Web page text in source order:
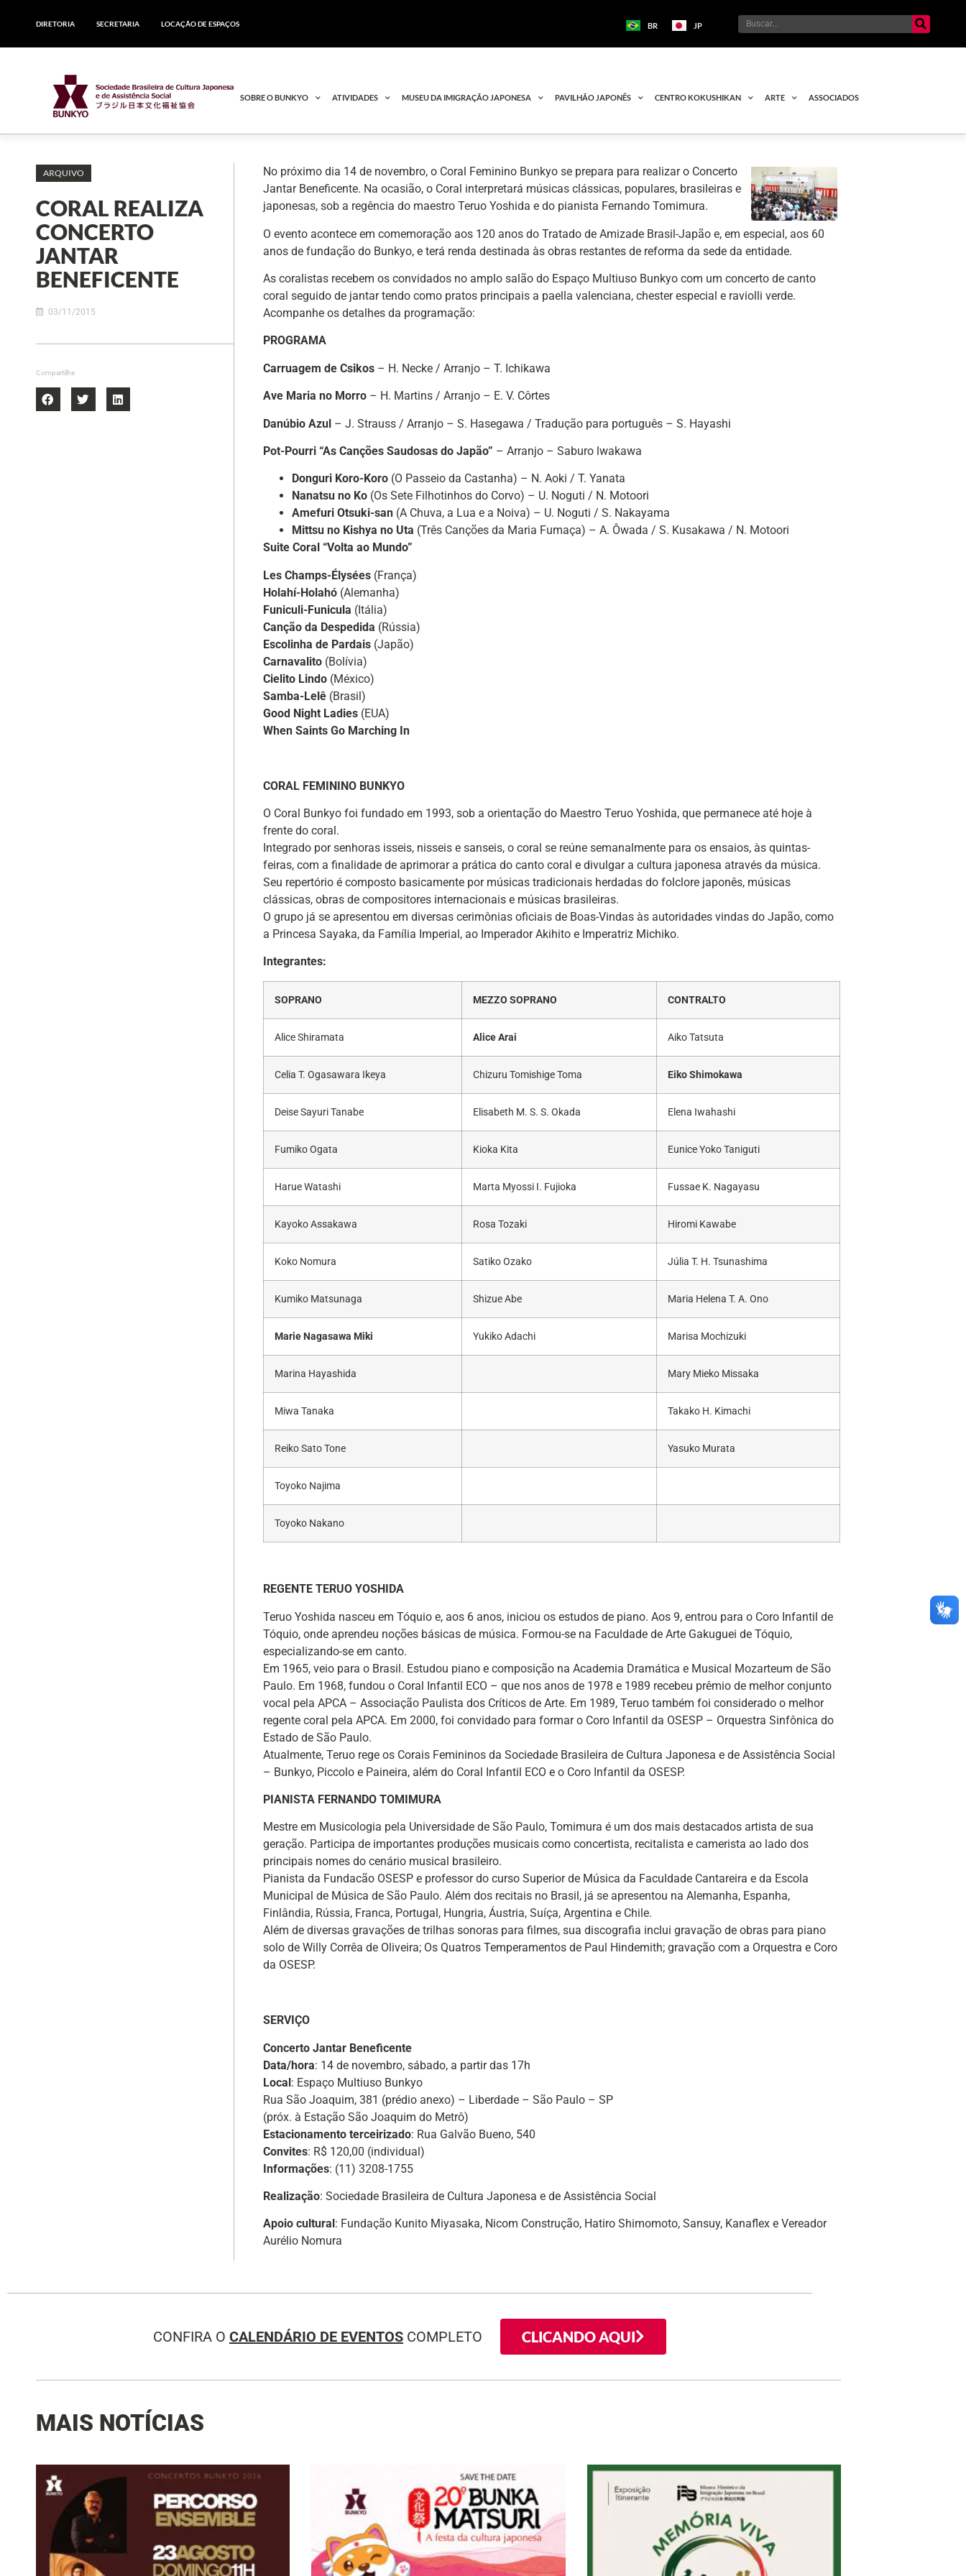
DIRETORIA SECRETARIA LOCAÇÃO DE ESPAÇOS BR JP
SOBRE O BUNKYO ATIVIDADES MUSEU DA IMIGRAÇÃO JAPONESA PAVILHÃO JAPONÊS CENTRO KOKUSHIKAN ARTE ASSOCIADOS
ARQUIVO
CORAL REALIZA
CONCERTO
JANTAR
BENEFICENTE
03/11/2015
Compartilhe
No próximo dia 14 de novembro, o Coral Feminino Bunkyo se prepara para realizar o Concerto
Jantar Beneficente. Na ocasião, o Coral interpretará músicas clássicas, populares, brasileiras e
japonesas, sob a regência do maestro Teruo Yoshida e do pianista Fernando Tomimura.
O evento acontece em comemoração aos 120 anos do Tratado de Amizade Brasil-Japão e, em especial, aos 60
anos de fundação do Bunkyo, e terá renda destinada às obras restantes de reforma da sede da entidade.
As coralistas recebem os convidados no amplo salão do Espaço Multiuso Bunkyo com um concerto de canto
coral seguido de jantar tendo como pratos principais a paella valenciana, chester especial e raviolli verde.
Acompanhe os detalhes da programação:
PROGRAMA
Carruagem de Csikos – H. Necke / Arranjo – T. Ichikawa
Ave Maria no Morro – H. Martins / Arranjo – E. V. Côrtes
Danúbio Azul – J. Strauss / Arranjo – S. Hasegawa / Tradução para português – S. Hayashi
Pot-Pourri “As Canções Saudosas do Japão” – Arranjo – Saburo lwakawa
Donguri Koro-Koro (O Passeio da Castanha) – N. Aoki / T. Yanata
Nanatsu no Ko (Os Sete Filhotinhos do Corvo) – U. Noguti / N. Motoori
Amefuri Otsuki-san (A Chuva, a Lua e a Noiva) – U. Noguti / S. Nakayama
Mittsu no Kishya no Uta (Três Canções da Maria Fumaça) – A. Ôwada / S. Kusakawa / N. Motoori
Suite Coral “Volta ao Mundo”
Les Champs-Élysées (França)
Holahí-Holahó (Alemanha)
Funiculi-Funicula (Itália)
Canção da Despedida (Rússia)
Escolinha de Pardais (Japão)
Carnavalito (Bolívia)
Cielito Lindo (México)
Samba-Lelê (Brasil)
Good Night Ladies (EUA)
When Saints Go Marching In
CORAL FEMININO BUNKYO
O Coral Bunkyo foi fundado em 1993, sob a orientação do Maestro Teruo Yoshida, que permanece até hoje à
frente do coral.
Integrado por senhoras isseis, nisseis e sanseis, o coral se reúne semanalmente para os ensaios, às quintas-
feiras, com a finalidade de aprimorar a prática do canto coral e divulgar a cultura japonesa através da música.
Seu repertório é composto basicamente por músicas tradicionais herdadas do folclore japonês, músicas
clássicas, obras de compositores internacionais e músicas brasileiras.
O grupo já se apresentou em diversas cerimônias oficiais de Boas-Vindas às autoridades vindas do Japão, como
a Princesa Sayaka, da Família Imperial, ao Imperador Akihito e Imperatriz Michiko.
Integrantes:
SOPRANO MEZZO SOPRANO CONTRALTO
Alice Shiramata Alice Arai Aiko Tatsuta
Celia T. Ogasawara Ikeya Chizuru Tomishige Toma Eiko Shimokawa
Deise Sayuri Tanabe Elisabeth M. S. S. Okada Elena Iwahashi
Fumiko Ogata Kioka Kita Eunice Yoko Taniguti
Harue Watashi Marta Myossi I. Fujioka Fussae K. Nagayasu
Kayoko Assakawa Rosa Tozaki Hiromi Kawabe
Koko Nomura Satiko Ozako Júlia T. H. Tsunashima
Kumiko Matsunaga Shizue Abe Maria Helena T. A. Ono
Marie Nagasawa Miki Yukiko Adachi Marisa Mochizuki
Marina Hayashida Mary Mieko Missaka
Miwa Tanaka Takako H. Kimachi
Reiko Sato Tone Yasuko Murata
Toyoko Najima
Toyoko Nakano
REGENTE TERUO YOSHIDA
Teruo Yoshida nasceu em Tóquio e, aos 6 anos, iniciou os estudos de piano. Aos 9, entrou para o Coro Infantil de
Tóquio, onde aprendeu noções básicas de música. Formou-se na Faculdade de Arte Gakuguei de Tóquio,
especializando-se em canto.
Em 1965, veio para o Brasil. Estudou piano e composição na Academia Dramática e Musical Mozarteum de São
Paulo. Em 1968, fundou o Coral Infantil ECO – que nos anos de 1978 e 1989 recebeu prêmio de melhor conjunto
vocal pela APCA – Associação Paulista dos Críticos de Arte. Em 1989, Teruo também foi considerado o melhor
regente coral pela APCA. Em 2000, foi convidado para formar o Coro Infantil da OSESP – Orquestra Sinfônica do
Estado de São Paulo.
Atualmente, Teruo rege os Corais Femininos da Sociedade Brasileira de Cultura Japonesa e de Assistência Social
– Bunkyo, Piccolo e Paineira, além do Coral Infantil ECO e o Coro Infantil da OSESP.
PIANISTA FERNANDO TOMIMURA
Mestre em Musicologia pela Universidade de São Paulo, Tomimura é um dos mais destacados artista de sua
geração. Participa de importantes produções musicais como concertista, recitalista e camerista ao lado dos
principais nomes do cenário musical brasileiro.
Pianista da Fundacão OSESP e professor do curso Superior de Música da Faculdade Cantareira e da Escola
Municipal de Música de São Paulo. Além dos recitais no Brasil, já se apresentou na Alemanha, Espanha,
Finlândia, Rússia, Franca, Portugal, Hungria, Áustria, Suíça, Argentina e Chile.
Além de diversas gravações de trilhas sonoras para filmes, sua discografia inclui gravação de obras para piano
solo de Willy Corrêa de Oliveira; Os Quatros Temperamentos de Paul Hindemith; gravação com a Orquestra e Coro
da OSESP.
SERVIÇO
Concerto Jantar Beneficente
Data/hora: 14 de novembro, sábado, a partir das 17h
Local: Espaço Multiuso Bunkyo
Rua São Joaquim, 381 (prédio anexo) – Liberdade – São Paulo – SP
(próx. à Estação São Joaquim do Metrô)
Estacionamento terceirizado: Rua Galvão Bueno, 540
Convites: R$ 120,00 (individual)
Informações: (11) 3208-1755
Realização: Sociedade Brasileira de Cultura Japonesa e de Assistência Social
Apoio cultural : Fundação Kunito Miyasaka, Nicom Construção, Hatiro Shimomoto, Sansuy, Kanaflex e Vereador
Aurélio Nomura
CONFIRA O CALENDÁRIO DE EVENTOS COMPLETO CLICANDO AQUI
MAIS NOTÍCIAS